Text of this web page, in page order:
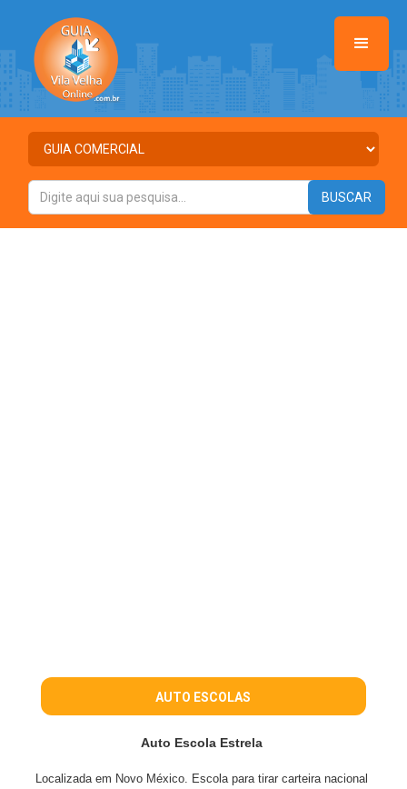
AUTO ESCOLAS
Auto Escola Estrela
Localizada em Novo México. Escola para tirar carteira nacional